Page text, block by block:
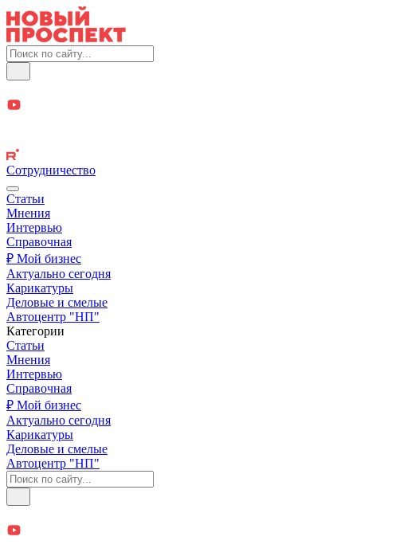
Сотрудничество
Статьи
Мнения
Интервью
Справочная
₽ Мой бизнес
Актуально сегодня
Карикатуры
Деловые и смелые
Автоцентр "НП"
Категории
Статьи
Мнения
Интервью
Справочная
₽ Мой бизнес
Актуально сегодня
Карикатуры
Деловые и смелые
Автоцентр "НП"